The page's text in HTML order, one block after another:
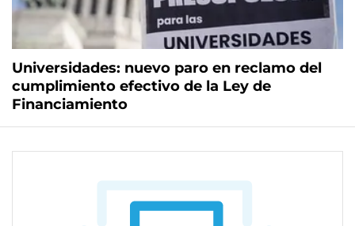
Universidades: nuevo paro en reclamo del
cumplimiento efectivo de la Ley de
Financiamiento